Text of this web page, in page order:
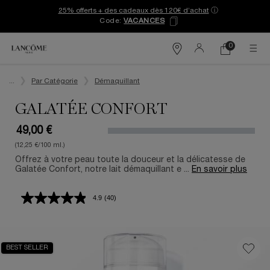
25% offerts + des cadeaux dès 120€ d’achat ⓘ
Code:VACANCES
Trouver
Mon
0
0 produit
Par Catégorie Démaquillant
GALATÉE CONFORT
49,00 €
(12,25 €/100 ml.)
Offrez à votre peau toute la douceur et la délicatesse de
Galatée Confort, notre lait démaquillant e ... En savoir plus
4.9
Lire
Lien
sur
(40)
BEST SELLER